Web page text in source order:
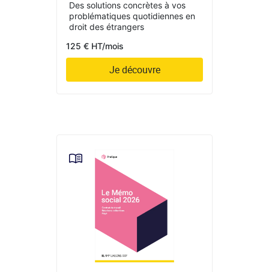
Des solutions concrètes à vos
problématiques quotidiennes en
droit des étrangers
125 € HT/mois
Je découvre